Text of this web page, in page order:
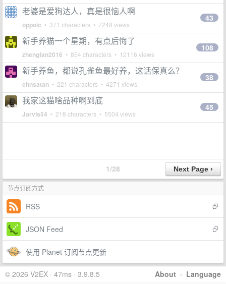
老婆是爱狗达人，真是很恼人啊
oppoic • 371 characters • 7248 views
43
新手养猫一个星期，有点后悔了
zhengfan2016 • 854 characters • 12116 views
108
新手养鱼，都说孔雀鱼最好养，这话保真么？
chnsatan • 221 characters • 4271 views
38
我家这猫啥品种啊到底
Jarvis54 • 218 characters • 5504 views
45
1/28
节点订阅方式
RSS
JSON Feed
使用 Planet 订阅节点更新
About · Language
© 2026 V2EX · 47ms · 3.9.8.5